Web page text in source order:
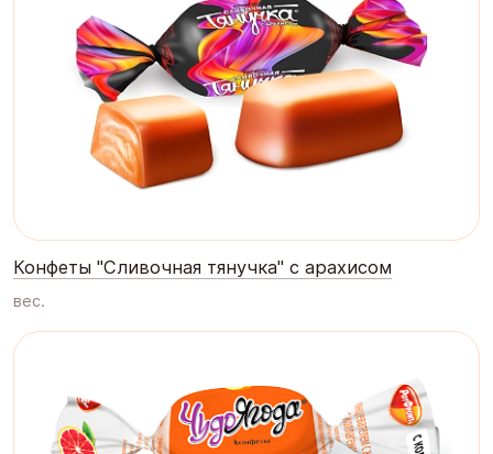
Конфеты "Сливочная тянучка" с арахисом
вес.